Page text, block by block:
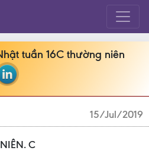
tuần 16C thường niên
15/Jul/2019
C